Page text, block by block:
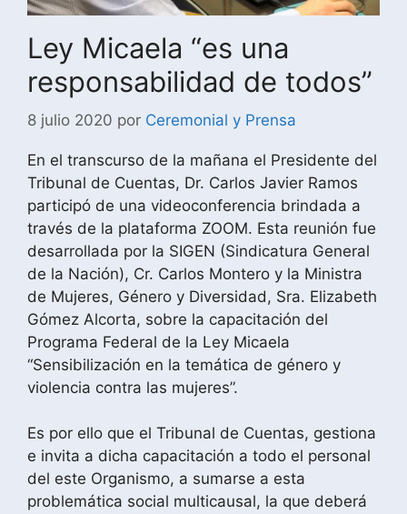
Ley Micaela “es una
responsabilidad de todos”
8 julio 2020 por Ceremonial y Prensa
En el transcurso de la mañana el Presidente del
Tribunal de Cuentas, Dr. Carlos Javier Ramos
participó de una videoconferencia brindada a
través de la plataforma ZOOM. Esta reunión fue
desarrollada por la SIGEN (Sindicatura General
de la Nación), Cr. Carlos Montero y la Ministra
de Mujeres, Género y Diversidad, Sra. Elizabeth
Gómez Alcorta, sobre la capacitación del
Programa Federal de la Ley Micaela
“Sensibilización en la temática de género y
violencia contra las mujeres”.
Es por ello que el Tribunal de Cuentas, gestiona
e invita a dicha capacitación a todo el personal
del este Organismo, a sumarse a esta
problemática social multicausal, la que deberá